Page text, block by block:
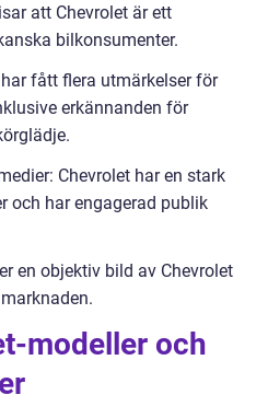
att Chevrolet är ett
bilkonsumenter.
fått flera utmärkelser för
erkännanden för
Chevrolet har en stark
och har engagerad publik
en objektiv bild av Chevrolet
modeller och